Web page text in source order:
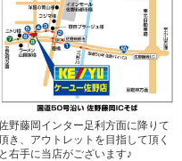
野藤岡インター足利方面に降りて
き、アウトレットを目指して頂く
と右手に当店がございます♪